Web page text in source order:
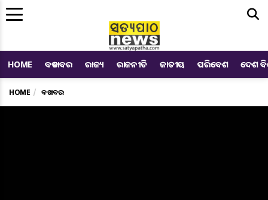
HOME ବଡ ଖବର ରାଜ୍ୟ ରାଜନୀତି ଜାତୀୟ ପରିବେଶ ଦେଶ
HOME ବଡ ଖବର